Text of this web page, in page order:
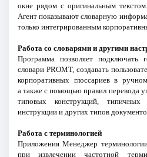
окне рядом с оригинальным
Агент показывают словарную
только интегрированным
Работа со словарями и другими
Программа позволяет подключать
словари PROMT, создавать
корпоративных глоссариев в
а также с помощью правил перевода
типовых конструкций, типичных
инструкции и других типов
Работа с терминологией
Приложения Менеджер
при извлечении частотной